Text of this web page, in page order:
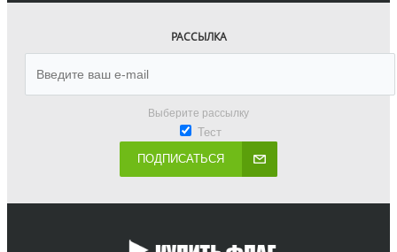
РАССЫЛКА
Выберите рассылку
Тест
ПОДПИСАТЬСЯ